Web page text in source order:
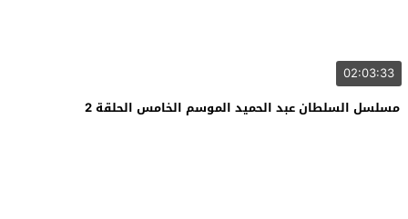
02:03:33
مسلسل السلطان عبد الحميد الموسم الخامس الحلقة 2